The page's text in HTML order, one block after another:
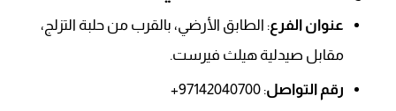
عنوان الفرع: الطابق الأرضي، بالقرب من حلبة التزلج،
مقابل صيدلية هيلث فيرست.
رقم التواصل: 97142040700+